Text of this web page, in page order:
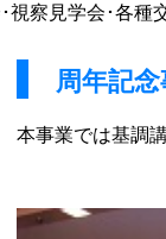
察見学会･各種
周年記
本事業では基調